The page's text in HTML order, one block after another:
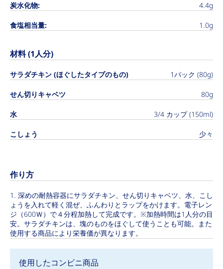
炭水化物:
4.4g
食塩相当量:
1.0g
材料 (1人分)
サラダチキン (ほぐしたタイプのもの)
1パック (80g)
せん切りキャベツ
80g
水
3/4 カップ (150ml)
こしょう
少々
作り方
深めの耐熱容器にサラダチキン、せん切りキャベツ、水、こし
ょうを入れて軽く混ぜ、ふんわりとラップをかけます。電子レン
ジ（600Ｗ）で４分程加熱して完成です。※加熱時間は1人分の目
安。サラダチキンは、塊のものをほぐして使うことも可能。また
使用する商品により栄養価が異なります。
使用したコンビニ商品